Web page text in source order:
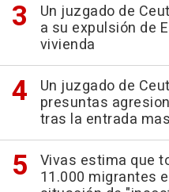
Un juzgado de
a su expulsión de
vivienda
Un juzgado de
presuntas
tras la entrada
Vivas estima que
11.000 migrantes